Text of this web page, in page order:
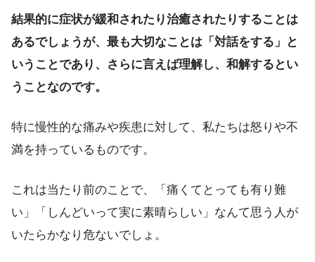
結果的に症状が緩和されたり治癒されたりすることは
あるでしょうが、最も大切なことは「対話をする」と
いうことであり、さらに言えば理解し、和解するとい
うことなのです。
特に慢性的な痛みや疾患に対して、私たちは怒りや不
満を持っているものです。
これは当たり前のことで、「痛くてとっても有り難
い」「しんどいって実に素晴らしい」なんて思う人が
いたらかなり危ないでしょ。